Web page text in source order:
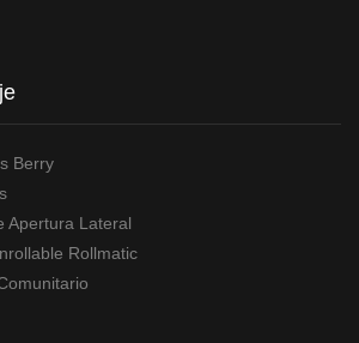
Berry
Apertura Lateral
Rollmatic